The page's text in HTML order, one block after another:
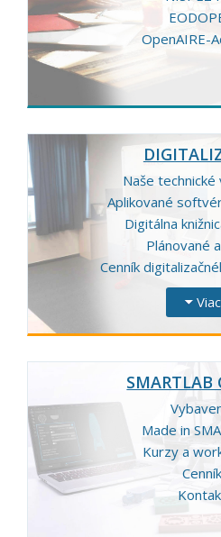
OpenAIRE-
Naše technické
Aplikované
Digitálna
Plánované
Cenník
Viac
SMARTLAB
Made in
Kurzy a
Cenník